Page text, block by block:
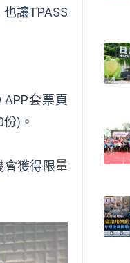
讓TPASS
套票頁
)。
會獲得限量